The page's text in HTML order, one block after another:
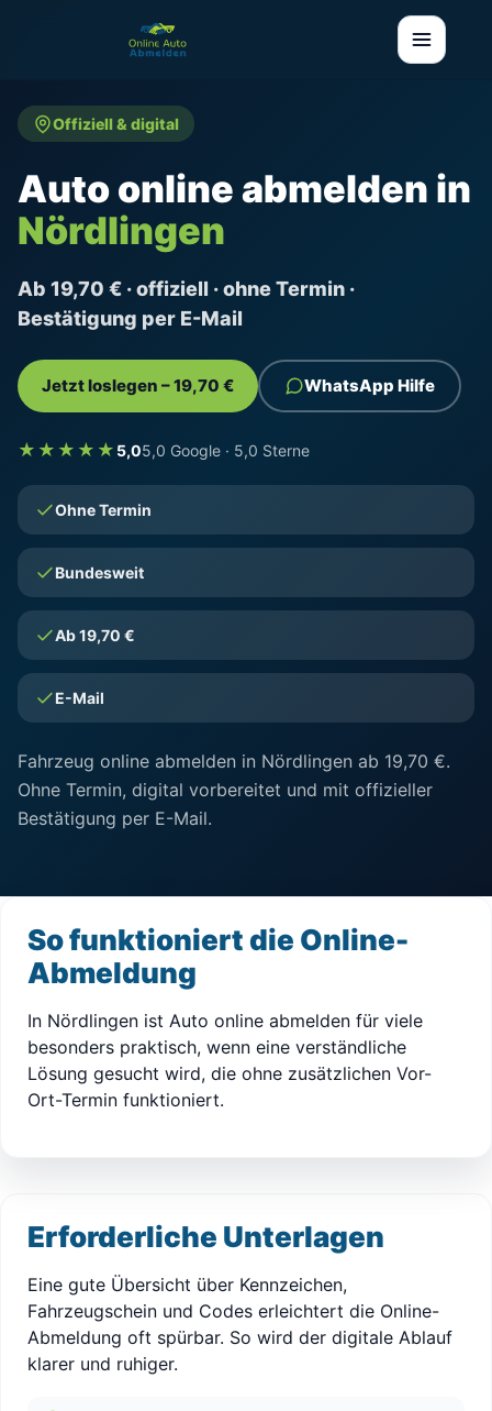
Offiziell & digital
Auto online abmelden in
Nördlingen
Ab 19,70 € · offiziell · ohne Termin ·
Bestätigung per E-Mail
Jetzt loslegen – 19,70 € WhatsApp Hilfe
★★★★★ 5,05,0 Google · 5,0 Sterne
Ohne Termin
Bundesweit
Ab 19,70 €
E-Mail
Fahrzeug online abmelden in Nördlingen ab 19,70 €.
Ohne Termin, digital vorbereitet und mit offizieller
Bestätigung per E-Mail.
So funktioniert die Online-
Abmeldung
In Nördlingen ist Auto online abmelden für viele
besonders praktisch, wenn eine verständliche
Lösung gesucht wird, die ohne zusätzlichen Vor-
Ort-Termin funktioniert.
Erforderliche Unterlagen
Eine gute Übersicht über Kennzeichen,
Fahrzeugschein und Codes erleichtert die Online-
Abmeldung oft spürbar. So wird der digitale Ablauf
klarer und ruhiger.